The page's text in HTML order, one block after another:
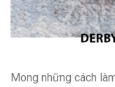
Mong những cách